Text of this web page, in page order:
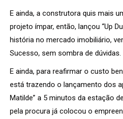
E ainda, a construtora quis mais
projeto ímpar, então, lançou “Up
história no mercado imobiliário,
Sucesso, sem sombra de dúvidas.
E ainda, para reafirmar o custo
está trazendo o lançamento dos
Matilde” a 5 minutos da estação
pela procura já colocou o